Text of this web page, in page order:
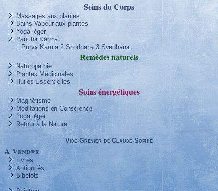
Soins du Corps
Massages aux plantes
Bains Vapeur aux plantes
Yoga léger
Pancha Karma:
1 Purva Karma 2 Shodhana 3 Svedhana
Remèdesnaturels
Naturopathie
Plantes Médicinales
Huiles Essentielles
Soinsénergétiques
Magnétisme
Méditations en Conscience
Yoga léger
Retour à la Nature
Vide-Grenier de Claude-Sophie
A Vendre
Livres
Antiquités
Bibelots